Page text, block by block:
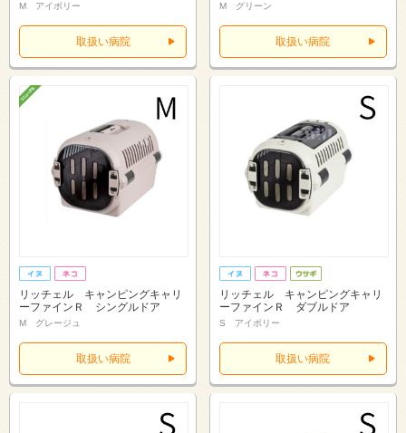
M アイボリー
取扱い病院
M グリーン
取扱い病院
リッチェル キャンピングキャリ
ーファインＲ シングルドア
M グレージュ
取扱い病院
リッチェル キャンピングキャリ
ーファインＲ ダブルドア
S アイボリー
取扱い病院